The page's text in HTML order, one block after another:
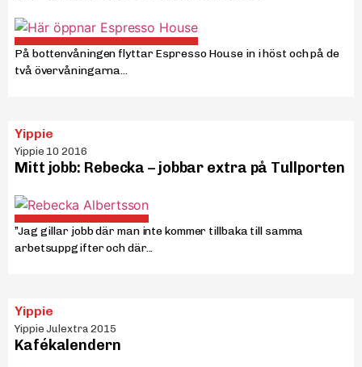
På bottenvåningen flyttar Espresso House in i höst och på de
två övervåningarna...
Yippie
Yippie 10 2016
Mitt jobb: Rebecka – jobbar extra på Tullporten
”Jag gillar jobb där man inte kommer tillbaka till samma
arbetsuppgifter och där...
Yippie
Yippie Julextra 2015
Kafékalendern